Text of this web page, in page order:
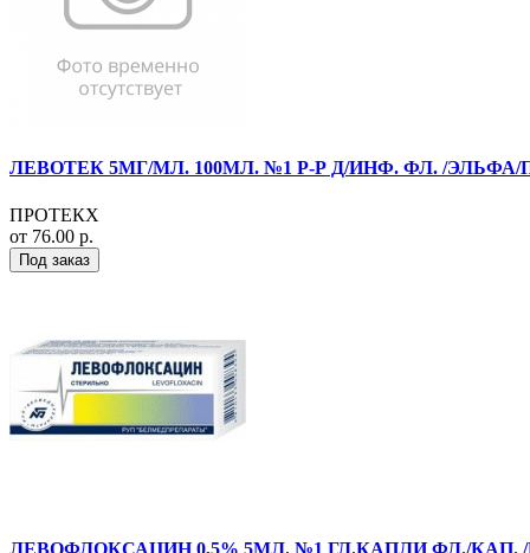
ЛЕВОТЕК 5МГ/МЛ. 100МЛ. №1 Р-Р Д/ИНФ. ФЛ. /ЭЛЬФА/
ПРОТЕКХ
от 76.00 р.
Под заказ
ЛЕВОФЛОКСАЦИН 0,5% 5МЛ. №1 ГЛ.КАПЛИ ФЛ./